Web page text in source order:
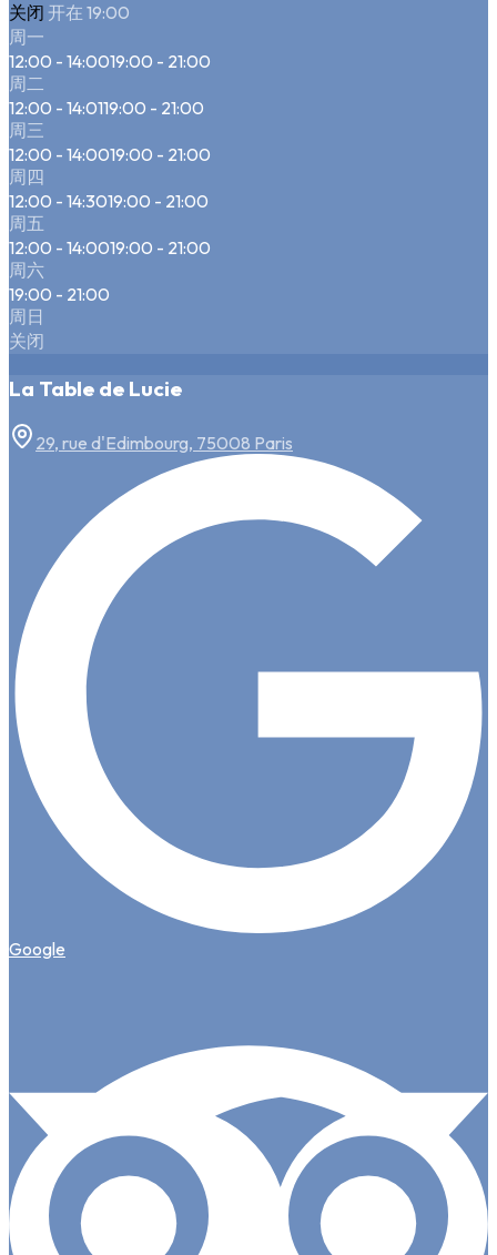
关闭 开在 19:00
周一
12:00 - 14:0019:00 - 21:00
周二
12:00 - 14:0119:00 - 21:00
周三
12:00 - 14:0019:00 - 21:00
周四
12:00 - 14:3019:00 - 21:00
周五
12:00 - 14:0019:00 - 21:00
周六
19:00 - 21:00
周日
关闭
La Table de Lucie
29, rue d'Edimbourg, 75008 Paris
Google